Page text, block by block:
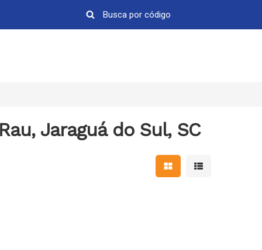
Jaraguá do Sul, SC
Mostrar resultados em
Mostrar